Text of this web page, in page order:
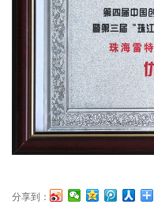
分享到：